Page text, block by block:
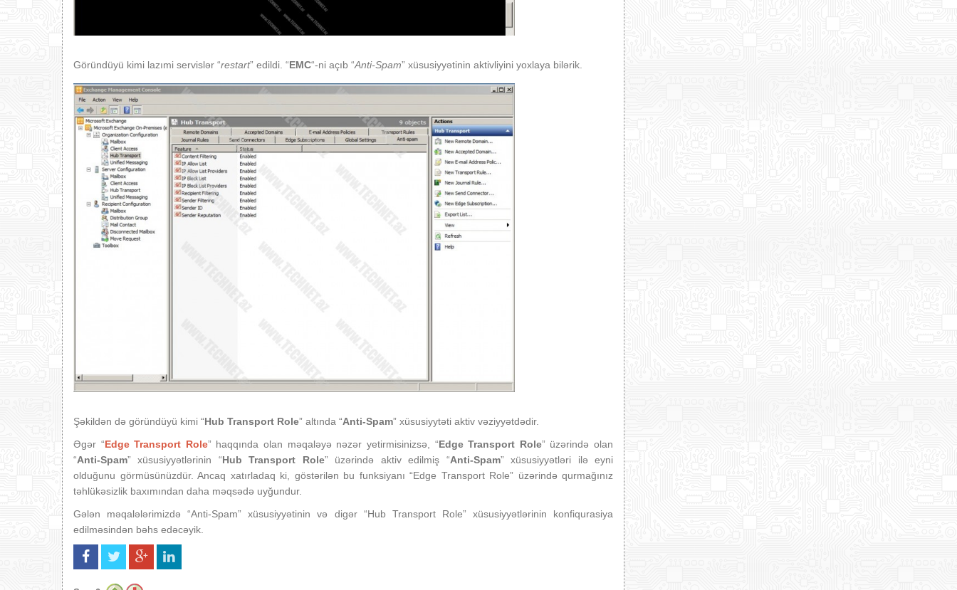
Göründüyü kimi lazımi servislər “restart” edildi. “EMC“-ni açıb “Anti-Spam” xüsusiyyətinin aktivliyini yoxlaya bilərik.
Şəkildən də göründüyü kimi “Hub Transport Role” altında “Anti-Spam” xüsusiyytəti aktiv vəziyyətdədir.
Əgər “Edge Transport Role” haqqında olan məqaləyə nəzər yetirmisinizsə, “Edge Transport Role” üzərində olan
“Anti-Spam” xüsusiyyətlərinin “Hub Transport Role” üzərində aktiv edilmiş “Anti-Spam” xüsusiyyətləri ilə eyni
olduğunu görmüsünüzdür. Ancaq xatırladaq ki, göstərilən bu funksiyanı “Edge Transport Role” üzərində qurmağınız
təhlükəsizlik baxımından daha məqsədə uyğundur.
Gələn məqalələrimizdə “Anti-Spam” xüsusiyyətinin və digər “Hub Transport Role” xüsusiyyətlərinin konfiqurasiya
edilməsindən bəhs edəcəyik.